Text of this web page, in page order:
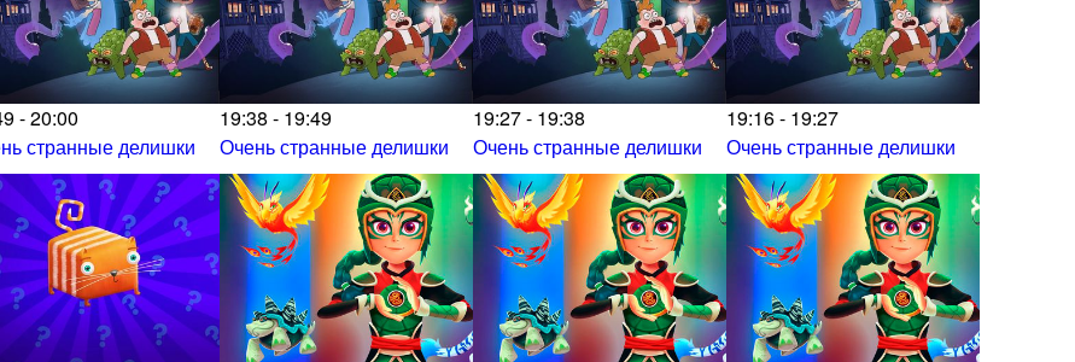
- 20:00
странные делишки
19:38 - 19:49
Очень странные делишки
19:27 - 19:38
Очень странные делишки
19:16 - 19:27
Очень странные делишки